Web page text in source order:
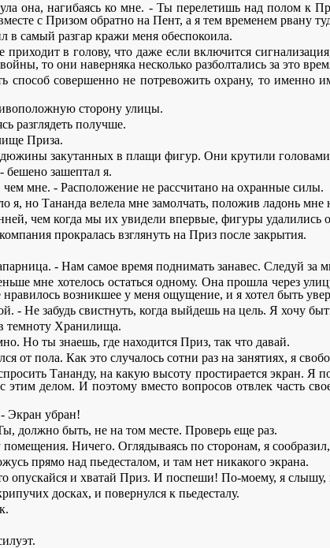
она, нагибаясь ко мне. - Ты перелетишь над полом к
с Призом обратно на Пент, а я тем временем рвану
самый разгар кражи меня обеспокоила.
в голову, что даже если включится
то они наверняка несколько разболтались за это
способ совершенно не потревожить охрану, то именно
сторону улицы.
разглядеть получше.
Приза.
закутанных в плащи фигур. Они крутили головами,
бешено зашептал я.
мне. - Расположение не рассчитано на охранные силы.
но Тананда велела мне замолчать, положив ладонь мне
чем когда мы их увидели впервые, фигуры удалились
прокралась взглянуть на Приз после закрытия.
- Нам самое время поднимать занавес. Следуй за
мне хотелось остаться одному. Она прошла через
возникшее у меня ощущение, и я хотел быть
- Не забудь свистнуть, когда выйдешь на цель. Я хочу
темноту Хранилища.
Но ты знаешь, где находится Приз, так что давай.
от пола. Как это случалось сотни раз на занятиях, я
Тананду, на какую высоту простирается экран.
делом. И поэтому вместо вопросов отвлек часть
Экран убран!
должно быть, не на том месте. Проверь еще раз.
Ничего. Оглядываясь по сторонам, я
прямо над пьедесталом, и там нет никакого экрана.
опускайся и хватай Приз. И поспеши! По-моему, я слышу,
досках, и повернулся к пьедесталу.